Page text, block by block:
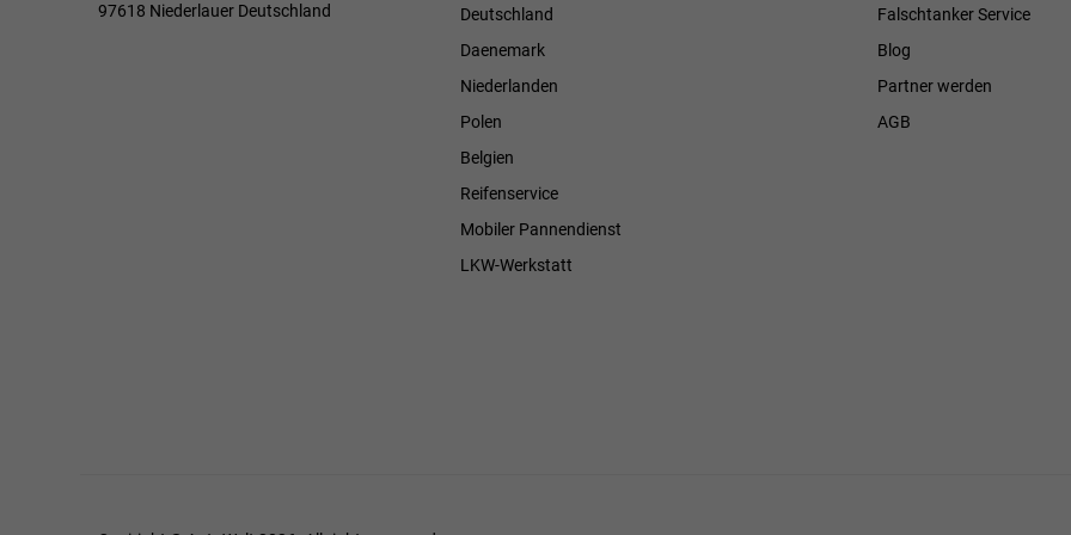
97618 Niederlauer Deutschland
Deutschland
Daenemark
Niederlanden
Polen
Belgien
Reifenservice
Mobiler Pannendienst
LKW-Werkstatt
Falschtanker Service
Blog
Partner werden
AGB